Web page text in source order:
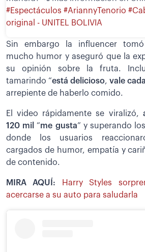
#Espectáculos #AriannyTenorio
original - UNITEL BOLIVIA
Sin embargo la influencer
mucho humor y aseguró que la
su opinión sobre la fruta.
tamarindo “está delicioso, vale
arrepiente de haberlo comido.
El video rápidamente se viralizó,
120 mil
“me gusta” y superando
donde los usuarios
cargados de humor, empatía y
de contenido.
MIRA AQUÍ:
Harry Styles
acercarse a su auto para saludarla